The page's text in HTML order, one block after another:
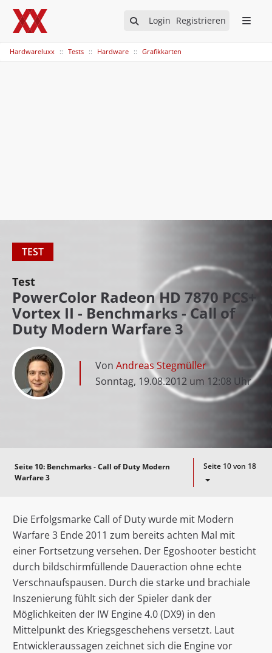
Login Registrieren
Hardwareluxx Tests Hardware Grafikkarten
TEST
Test
PowerColor Radeon HD 7870 PCS+
Vortex II - Benchmarks - Call of
Duty Modern Warfare 3
Von Andreas Stegmüller
Sonntag, 19.08.2012 um 12:08 Uhr
Seite 10: Benchmarks - Call of Duty Modern
Warfare 3
Seite 10 von 18
Die Erfolgsmarke Call of Duty wurde mit Modern
Warfare 3 Ende 2011 zum bereits achten Mal mit
einer Fortsetzung versehen. Der Egoshooter besticht
durch bildschirmfüllende Daueraction ohne echte
Verschnaufspausen. Durch die starke und brachiale
Inszenierung fühlt sich der Spieler dank der
Möglichkeiten der IW Engine 4.0 (DX9) in den
Mittelpunkt des Kriegsgeschehens versetzt. Laut
Entwickleraussagen zeichnet sich die Engine vor